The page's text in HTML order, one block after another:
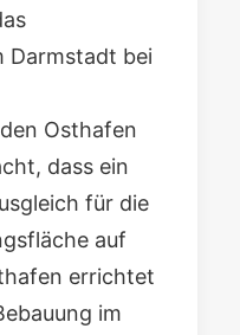
Darmstadt bei
Osthafen
dass ein
für die
auf
errichtet
im